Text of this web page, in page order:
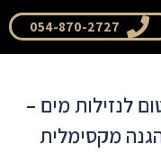
054-870-2727
לנזילות מים –
מקסימלית